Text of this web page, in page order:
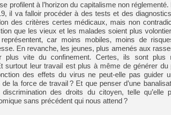
profilent à l’horizon du capitalisme non
il va falloir procéder à des tests et des
des critères certes médicaux, mais non
que les vieux et les malades soient plus
car moins mobiles, moins de
En revanche, les jeunes, plus amenés aux
plus vite du confinement. Certes, ils sont plus
surtout leur travail est plus à même de générer du
des effets du virus ne peut-elle pas guider
la force de travail ? Et que penser d’une
des droits du citoyen, telle qu’elle
sans précédent qui nous attend ?